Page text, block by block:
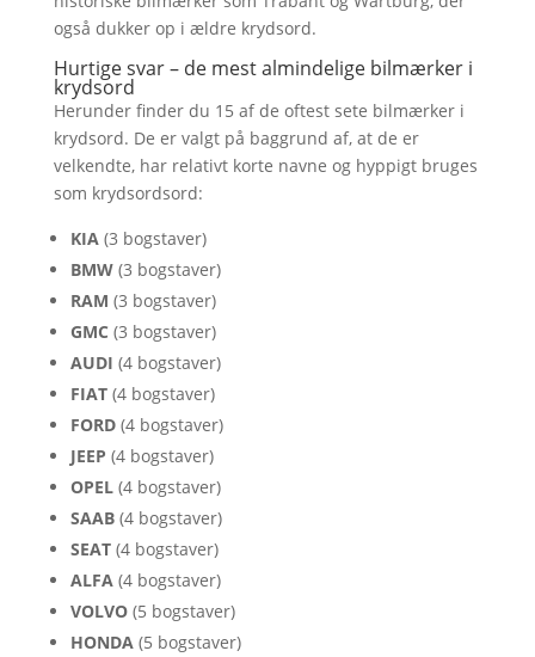
også dukker op i ældre krydsord.
Hurtige svar – de mest almindelige bilmærker i
krydsord
Herunder finder du 15 af de oftest sete bilmærker i
krydsord. De er valgt på baggrund af, at de er
velkendte, har relativt korte navne og hyppigt bruges
som krydsordsord:
KIA(3 bogstaver)
BMW(3 bogstaver)
RAM (3 bogstaver)
GMC (3 bogstaver)
AUDI (4 bogstaver)
FIAT(4 bogstaver)
FORD(4 bogstaver)
JEEP (4 bogstaver)
OPEL(4 bogstaver)
SAAB(4 bogstaver)
SEAT(4 bogstaver)
ALFA(4 bogstaver)
VOLVO(5 bogstaver)
HONDA(5 bogstaver)